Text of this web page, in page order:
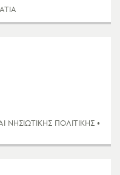
ΝΗΣΙΩΤΙΚΉΣ ΠΟΛΙΤΙΚΉΣ •